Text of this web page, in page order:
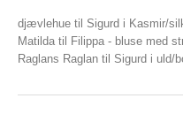
djævlehue til Sigurd i Kasmir/
Matilda til Filippa - bluse med
Raglans Raglan til Sigurd i uld/